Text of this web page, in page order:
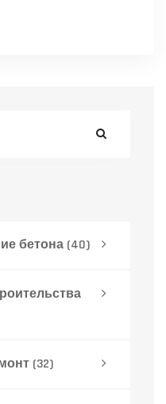
бетона (40)
(32)